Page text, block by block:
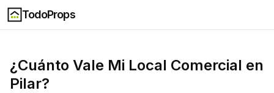
TodoProps
¿Cuánto Vale Mi Local Comercial en
Pilar?